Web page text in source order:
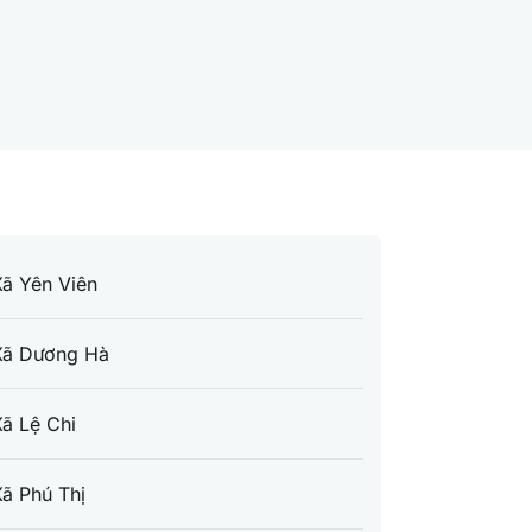
Yên Viên
Dương Hà
Lệ Chi
Phú Thị